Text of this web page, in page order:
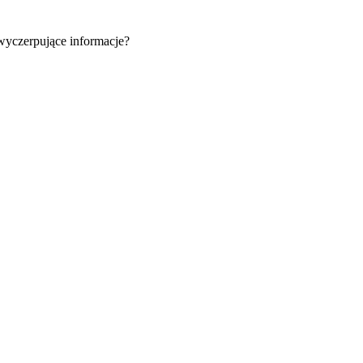
informacje?